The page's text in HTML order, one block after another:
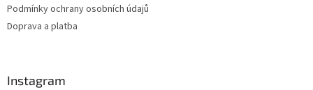
Podmínky ochrany osobních údajů
Doprava a platba
Instagram